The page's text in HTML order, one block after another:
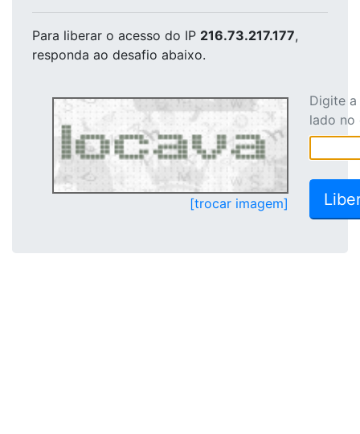
Para liberar o acesso do IP 216.73.217.177,
responda ao desafio abaixo.
[trocar imagem]
Digite
lado no